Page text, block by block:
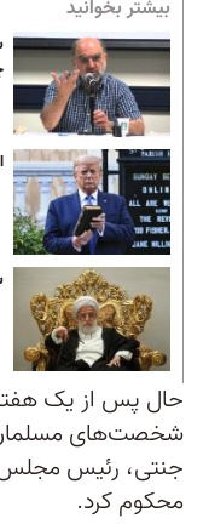
بیشتر بخوانید
حال پس از یک
شخصت‌های مسلمان
جنتی، رئیس مجلس
محکوم کرد.